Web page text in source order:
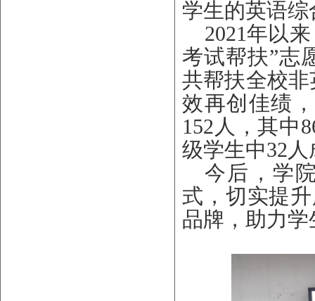
学生的英语
2021年以
考试帮扶”志
共帮扶全校非
效再创佳绩
152人，其中
级学生中32
今后，学
式，切实提
品牌，助力